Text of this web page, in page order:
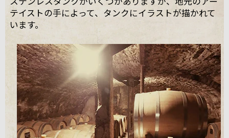
テイストの手によって、タンクにイラストが描かれて
います。